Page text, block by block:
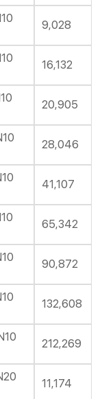
9,028
16,132
20,905
28,046
41,107
65,342
90,872
132,608
212,269
11,174